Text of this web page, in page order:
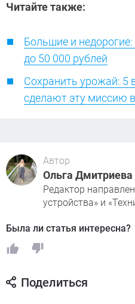
Читайте также:
Большие и
до 50 000 рублей
Сохранить урожай: 5
сделают эту миссию
Автор
Ольга Дмитриева
Редактор
устройства» и
Была ли статья интересна?
Поделиться